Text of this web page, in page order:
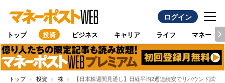
ログイン
トップ 投資 ビジネス キャリア ライフ マネー
トップ 投資 株 【日本株週間見通し】日経平均2週連続安でリバウンド試す